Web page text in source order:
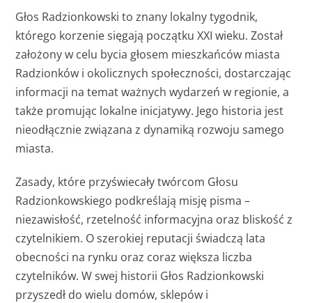
Głos Radzionkowski to znany lokalny tygodnik,
którego korzenie sięgają początku XXI wieku. Został
założony w celu bycia głosem mieszkańców miasta
Radzionków i okolicznych społeczności, dostarczając
informacji na temat ważnych wydarzeń w regionie, a
także promując lokalne inicjatywy. Jego historia jest
nieodłącznie związana z dynamiką rozwoju samego
miasta.
Zasady, które przyświecały twórcom Głosu
Radzionkowskiego podkreślają misję pisma –
niezawisłość, rzetelność informacyjna oraz bliskość z
czytelnikiem. O szerokiej reputacji świadczą lata
obecności na rynku oraz coraz większa liczba
czytelników. W swej historii Głos Radzionkowski
przyszedł do wielu domów, sklepów i